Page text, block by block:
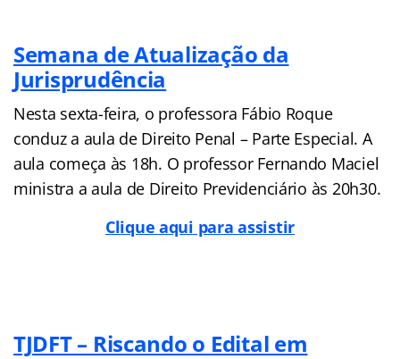
Semana de Atualização da
Jurisprudência
Nesta sexta-feira, o professora Fábio Roque
conduz a aula de Direito Penal – Parte Especial. A
aula começa às 18h. O professor Fernando Maciel
ministra a aula de Direito Previdenciário às 20h30.
Clique aqui para assistir
TJDFT – Riscando o Edital em